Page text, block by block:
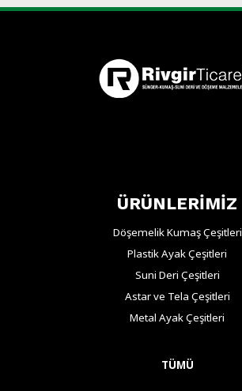
ÜRÜNLERİMİZ
Döşemelik Kumaş Çeşitleri
Plastik Ayak Çeşitleri
Suni Deri Çeşitleri
Astar ve Tela Çeşitleri
Metal Ayak Çeşitleri
TÜMÜ